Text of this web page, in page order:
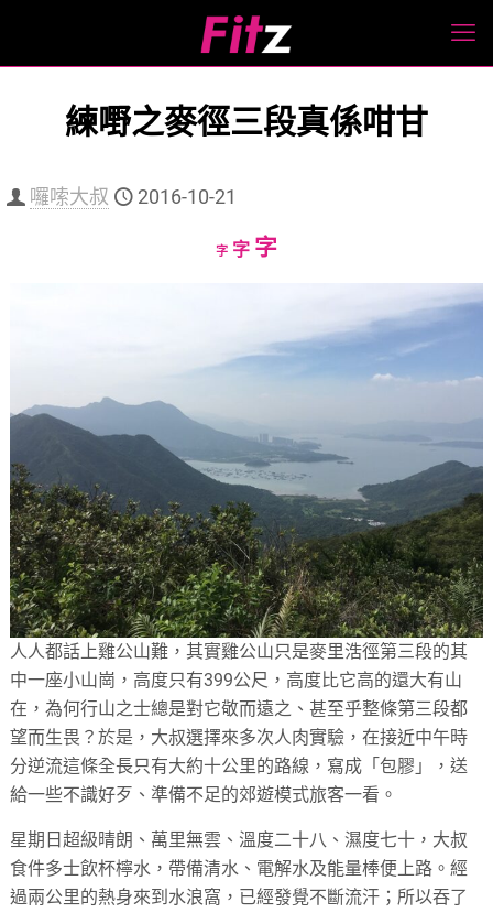
練嘢之麥徑三段真係咁甘
囉嗦大叔 2016-10-21
字Decrease
字Reset
字Increase
人人都話上雞公山難，其實雞公山只是麥里浩徑第三段的其
中一座小山崗，高度只有399公尺，高度比它高的還大有山
在，為何行山之士總是對它敬而遠之、甚至乎整條第三段都
望而生畏？於是，大叔選擇來多次人肉實驗，在接近中午時
分逆流這條全長只有大約十公里的路線，寫成「包膠」，送
給一些不識好歹、準備不足的郊遊模式旅客一看。
星期日超級晴朗、萬里無雲、溫度二十八、濕度七十，大叔
食件多士飲杯檸水，帶備清水、電解水及能量棒便上路。經
過兩公里的熱身來到水浪窩，已經發覺不斷流汗；所以吞了